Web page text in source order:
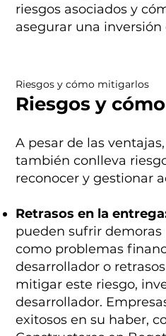
Riesgos y cómo mitigarlos
Riesgos y
A pesar de las
también conlleva
reconocer y gestionar
Retrasos en la
pueden sufrir demoras
como problemas
desarrollador o
mitigar este riesgo,
desarrollador.
exitosos en su haber,
riesgos asociados y
asegurar una inversión